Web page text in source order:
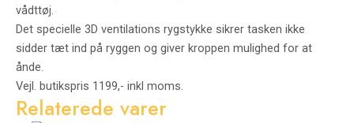
vådttøj.
Det specielle 3D ventilations rygstykke sikrer tasken ikke
sidder tæt ind på ryggen og giver kroppen mulighed for at
ånde.
Vejl. butikspris 1199,- inkl moms.
Relaterede varer